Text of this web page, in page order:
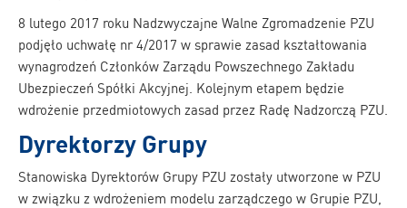
8 lutego 2017 roku Nadzwyczajne Walne Zgromadzenie PZU
podjęło uchwałę nr 4/2017 w sprawie zasad kształtowania
wynagrodzeń Członków Zarządu Powszechnego Zakładu
Ubezpieczeń Spółki Akcyjnej. Kolejnym etapem będzie
wdrożenie przedmiotowych zasad przez Radę Nadzorczą PZU.
Dyrektorzy Grupy
Stanowiska Dyrektorów Grupy PZU zostały utworzone w PZU
w związku z wdrożeniem modelu zarządczego w Grupie PZU,